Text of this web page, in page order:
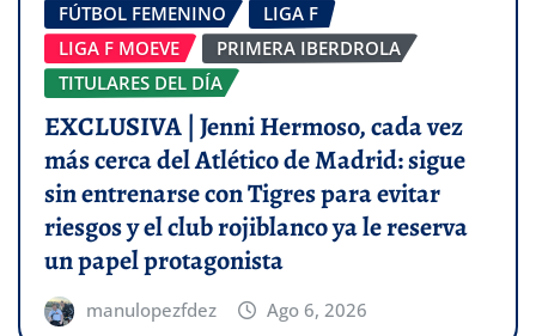
FÚTBOL FEMENINO
LIGA F
LIGA F MOEVE
PRIMERA IBERDROLA
TITULARES DEL DÍA
EXCLUSIVA | Jenni Hermoso, cada vez
más cerca del Atlético de Madrid: sigue
sin entrenarse con Tigres para evitar
riesgos y el club rojiblanco ya le reserva
un papel protagonista
manulopezfdez Ago 6, 2026